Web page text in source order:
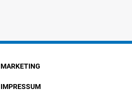
MARKETING
IMPRESSUM